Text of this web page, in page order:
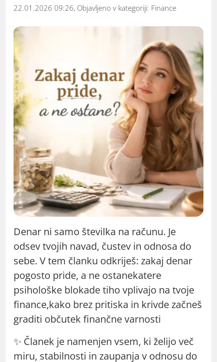
22.01.2026 09:26, Objavljeno v kategoriji: Finance
Denar ni samo številka na računu. Je
odsev tvojih navad, čustev in odnosa do
sebe. V tem članku odkriješ: zakaj denar
pogosto pride, a ne ostanekatere
psihološke blokade tiho vplivajo na tvoje
finance,kako brez pritiska in krivde začneš
graditi občutek finančne varnosti
✨ Članek je namenjen vsem, ki želijo več
miru, stabilnosti in zaupanja v odnosu do